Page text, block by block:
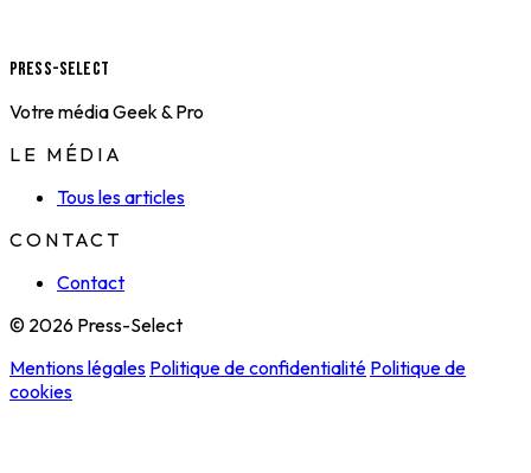
Press-Select
Votre média Geek & Pro
LE MÉDIA
Tous les articles
CONTACT
Contact
© 2026 Press-Select
Mentions légales Politique de confidentialité Politique de
cookies